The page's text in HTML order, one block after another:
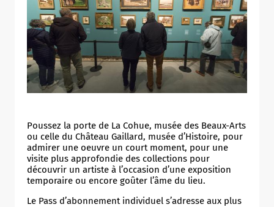
Poussez la porte de La Cohue, musée des Beaux-Arts
ou celle du Château Gaillard, musée d’Histoire, pour
admirer une oeuvre un court moment, pour une
visite plus approfondie des collections pour
découvrir un artiste à l’occasion d’une exposition
temporaire ou encore goûter l’âme du lieu.
Le Pass d’abonnement individuel s’adresse aux plus